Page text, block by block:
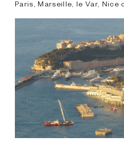
Paris, Marseille, le Var, Nice